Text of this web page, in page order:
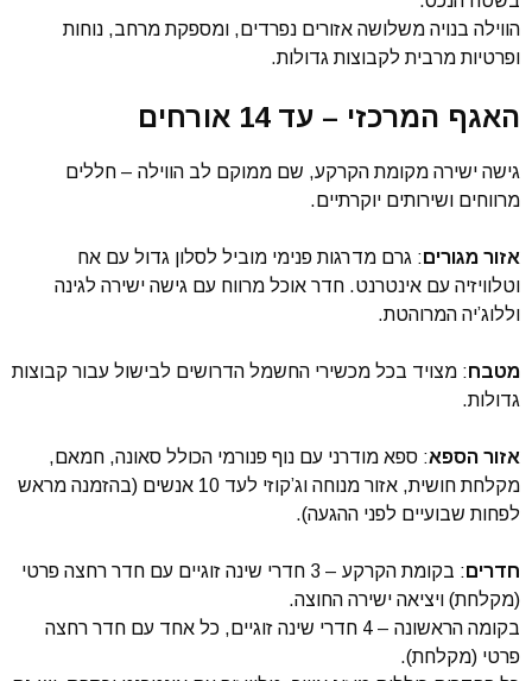
הווילה בנויה משלושה אזורים נפרדים, ומספקת מרחב, נוחות
ופרטיות מרבית לקבוצות גדולות.
האגף המרכזי – עד 14 אורחים
גישה ישירה מקומת הקרקע, שם ממוקם לב הווילה – חללים
מרווחים ושירותים יוקרתיים.
אזור מגורים: גרם מדרגות פנימי מוביל לסלון גדול עם אח
וטלוויזיה עם אינטרנט. חדר אוכל מרווח עם גישה ישירה לגינה
וללוג’יה המרוהטת.
מטבח: מצויד בכל מכשירי החשמל הדרושים לבישול עבור קבוצות
גדולות.
אזור הספא: ספא מודרני עם נוף פנורמי הכולל סאונה, חמאם,
מקלחת חושית, אזור מנוחה וג’קוזי לעד 10 אנשים (בהזמנה מראש
לפחות שבועיים לפני ההגעה).
חדרים
: בקומת הקרקע – 3 חדרי שינה זוגיים עם חדר רחצה פרטי
(מקלחת) ויציאה ישירה החוצה.
בקומה הראשונה – 4 חדרי שינה זוגיים, כל אחד עם חדר רחצה
פרטי (מקלחת).